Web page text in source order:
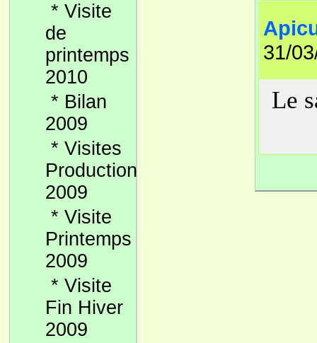
* Visite
de
printemps
2010
* Bilan
2009
* Visites
Production
2009
* Visite
Printemps
2009
* Visite
Fin Hiver
2009
31/
Le